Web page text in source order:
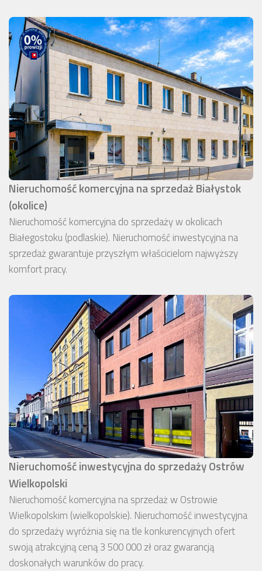
Nieruchomość komercyjna na sprzedaż Białystok
(okolice)
Nieruchomość komercyjna do sprzedaży w okolicach
Białegostoku (podlaskie). Nieruchomość inwestycyjna na
sprzedaż gwarantuje przyszłym właścicielom najwyższy
komfort pracy.
Nieruchomość inwestycyjna do sprzedaży Ostrów
Wielkopolski
Nieruchomość komercyjna na sprzedaż w Ostrowie
Wielkopolskim (wielkopolskie). Nieruchomość inwestycyjna
do sprzedaży wyróżnia się na tle konkurencyjnych ofert
swoją atrakcyjną ceną 3 500 000 zł oraz gwarancją
doskonałych warunków do pracy.